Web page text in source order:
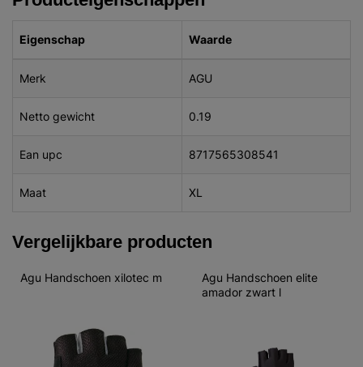
Eigenschap Waarde
Merk AGU
Netto gewicht 0.19
Ean upc 8717565308541
Maat XL
Vergelijkbare producten
Agu Handschoen xilotec m
Agu Handschoen elite
amador zwart l